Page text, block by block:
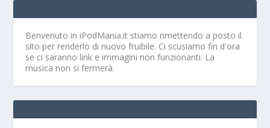
Benvenuto in iPodMania.it stiamo rimettendo a posto il
sito per renderlo di nuovo fruibile. Ci scusiamo fin d'ora
se ci saranno link e immagini non funzionanti. La
musica non si fermerà.